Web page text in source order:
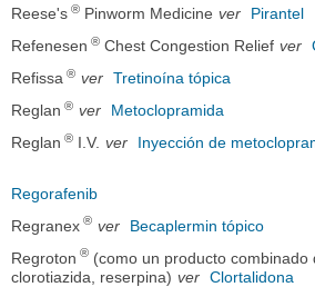
Reese's ® Pinworm Medicine ver
Pirantel
Refenesen ® Chest Congestion Relief ver
Refissa ® ver Tretinoína tópica
Reglan ® ver
Metoclopramida
Reglan ® I.V. ver Inyección de
Regorafenib
Regranex ® ver
Becaplermin tópico
Regroton ® (como un producto combinado
clorotiazida, reserpina) ver Clortalidona